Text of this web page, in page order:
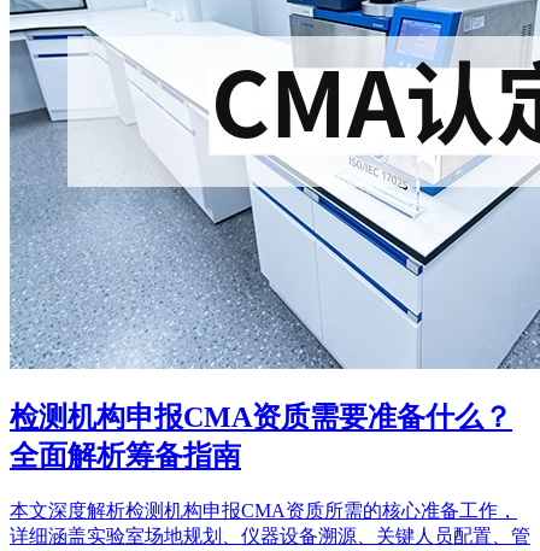
检测机构申报CMA资质需要准备什么？
全面解析筹备指南
本文深度解析检测机构申报CMA资质所需的核心准备工作，
详细涵盖实验室场地规划、仪器设备溯源、关键人员配置、管